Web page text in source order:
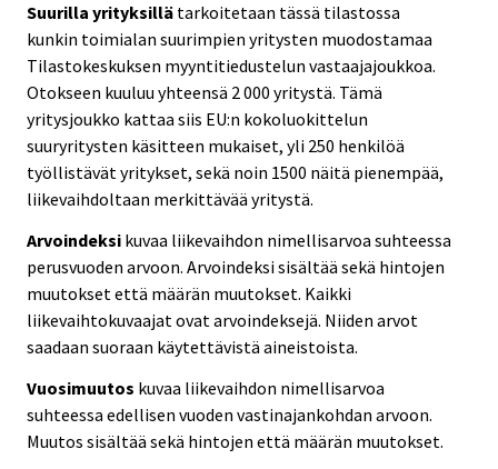
Suurilla yrityksillä tarkoitetaan tässä tilastossa
kunkin toimialan suurimpien yritysten muodostamaa
Tilastokeskuksen myyntitiedustelun vastaajajoukkoa.
Otokseen kuuluu yhteensä 2 000 yritystä. Tämä
yritysjoukko kattaa siis EU:n kokoluokittelun
suuryritysten käsitteen mukaiset, yli 250 henkilöä
työllistävät yritykset, sekä noin 1500 näitä pienempää,
liikevaihdoltaan merkittävää yritystä.
Arvoindeksi kuvaa liikevaihdon nimellisarvoa suhteessa
perusvuoden arvoon. Arvoindeksi sisältää sekä hintojen
muutokset että määrän muutokset. Kaikki
liikevaihtokuvaajat ovat arvoindeksejä. Niiden arvot
saadaan suoraan käytettävistä aineistoista.
Vuosimuutos kuvaa liikevaihdon nimellisarvoa
suhteessa edellisen vuoden vastinajankohdan arvoon.
Muutos sisältää sekä hintojen että määrän muutokset.